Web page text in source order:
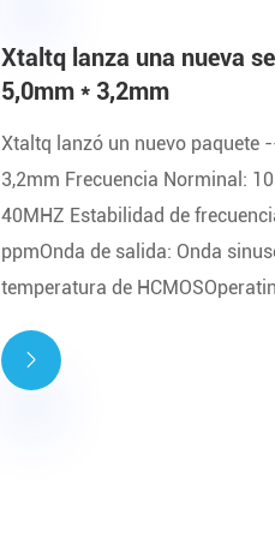
Xtaltq lanza una nueva
5,0mm * 3,2mm
Xtaltq lanzó un nuevo paquete
3,2mm Frecuencia Norminal:
40MHZ Estabilidad de
ppmOnda de salida: Onda
temperatura de
